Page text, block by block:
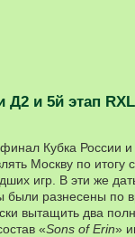
Д2 и 5й этап
Кубка России
Москву по итогу
игр. В эти же
были разнесены по
вытащить два
«Sons of Erin»